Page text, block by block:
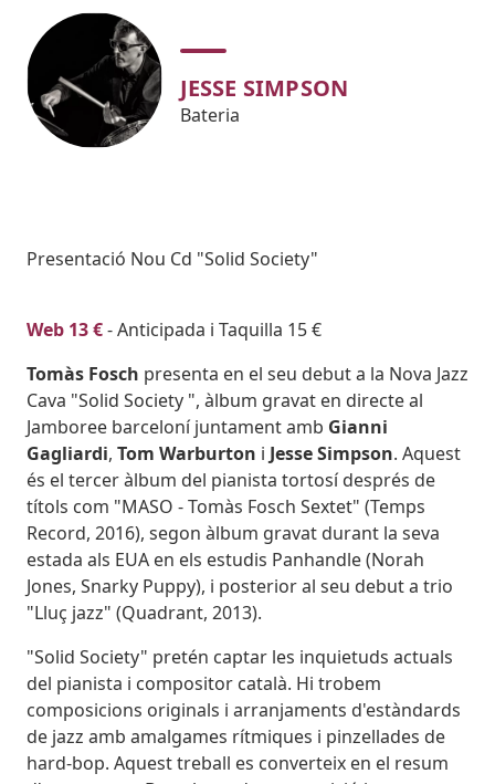
JESSE SIMPSON
Bateria
Subtitol
Presentació Nou Cd "Solid Society"
Web 13 €- Anticipada i Taquilla 15 €
Tomàs Fosch presenta en el seu debut a la Nova Jazz
Cava "Solid Society ", àlbum gravat en directe al
Jamboree barceloní juntament amb Gianni
Gagliardi, Tom Warburton i Jesse Simpson. Aquest
és el tercer àlbum del pianista tortosí després de
títols com "MASO - Tomàs Fosch Sextet" (Temps
Record, 2016), segon àlbum gravat durant la seva
estada als EUA en els estudis Panhandle (Norah
Jones, Snarky Puppy), i posterior al seu debut a trio
"Lluç jazz" (Quadrant, 2013).
"Solid Society" pretén captar les inquietuds actuals
del pianista i compositor català. Hi trobem
composicions originals i arranjaments d'estàndards
de jazz amb amalgames rítmiques i pinzellades de
hard-bop. Aquest treball es converteix en el resum